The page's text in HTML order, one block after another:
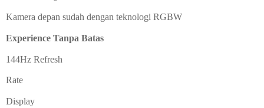
Kamera depan sudah dengan teknologi RGBW
Experience Tanpa Batas
144Hz Refresh
Rate
Display